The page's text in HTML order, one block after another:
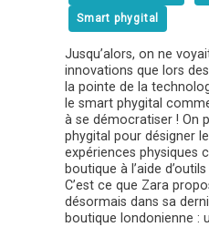
Smart phygital
Jusqu’alors, on ne
innovations que lors
la pointe de la
le smart phygital
à se démocratiser ! On
phygital pour désigner
expériences physiques
boutique à l’aide
C’est ce que Zara
désormais dans sa
boutique londonienne :